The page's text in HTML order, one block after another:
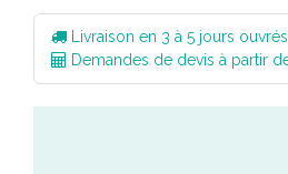
Livraison en 3 à 5 jours
Demandes de devis à partir